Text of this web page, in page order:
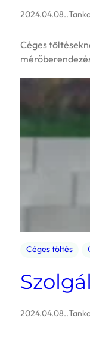
2024.04.08..
Céges
Céges töltés
2024.04.08..